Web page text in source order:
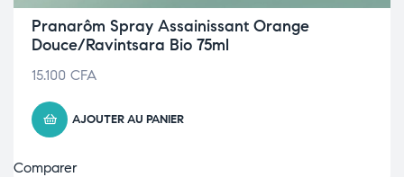
Pranarôm Spray Assainissant Orange
Douce/Ravintsara Bio 75ml
15.100 CFA
AJOUTER AU PANIER
Comparer